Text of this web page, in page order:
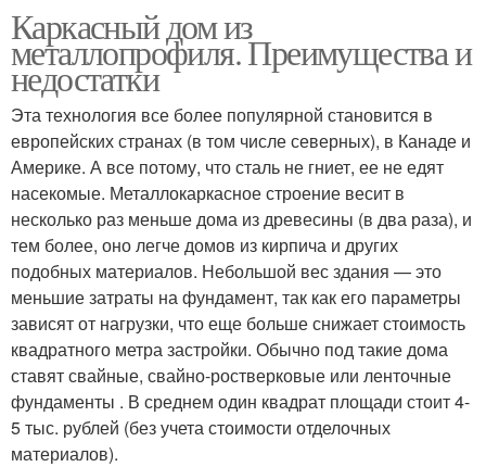
Каркасный дом из
металлопрофиля. Преимущества и
недостатки
Эта технология все более популярной становится в
европейских странах (в том числе северных), в Канаде и
Америке. А все потому, что сталь не гниет, ее не едят
насекомые. Металлокаркасное строение весит в
несколько раз меньше дома из древесины (в два раза), и
тем более, оно легче домов из кирпича и других
подобных материалов. Небольшой вес здания — это
меньшие затраты на фундамент, так как его параметры
зависят от нагрузки, что еще больше снижает стоимость
квадратного метра застройки. Обычно под такие дома
ставят свайные, свайно-ростверковые или ленточные
фундаменты . В среднем один квадрат площади стоит 4-
5 тыс. рублей (без учета стоимости отделочных
материалов).